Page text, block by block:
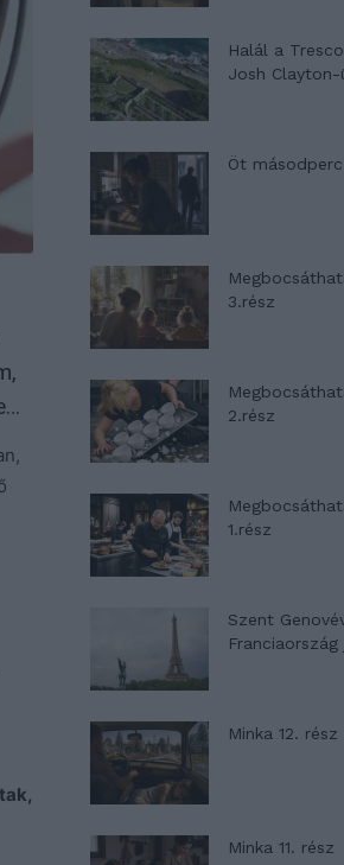
Halál a
Josh Clayton-
Öt másodperc
3.rész
2.rész
1.rész
Szent
Franciaország
Minka 12. rész
Minka 11. rész